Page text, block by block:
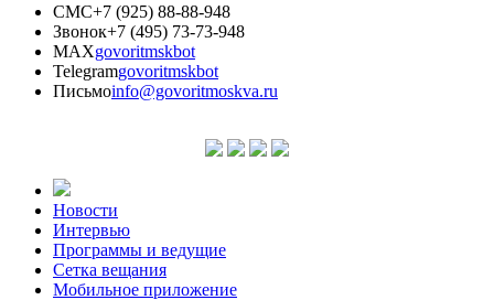
СМС+7 (925) 88-88-948
Звонок+7 (495) 73-73-948
MAXgovoritmskbot
Telegramgovoritmskbot
Письмоinfo@govoritmoskva.ru
Новости
Интервью
Программы и ведущие
Сетка вещания
Мобильное приложение